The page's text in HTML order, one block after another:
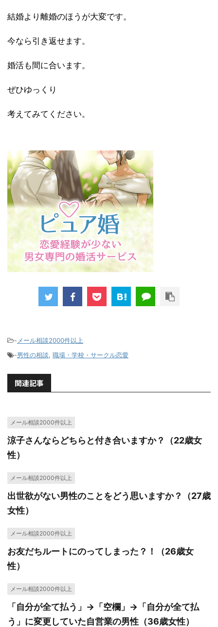
結婚より離婚のほうが大変です。
今なら引き返せます。
婚活も間に合います。
ぜひゆっくり
考えてみてください。
- メール相談2000件以上
-男性の相談, 職場・学校・サークル恋愛
関連記事
メール相談2000件以上
涼子さんならどちらと付き合いますか？（22歳女
性）
メール相談2000件以上
出世欲がない男性のことをどう思いますか？（27歳
女性）
メール相談2000件以上
お友だちルートにのってしまった？！（26歳女
性）
メール相談2000件以上
「自分が全て払う」→「空欄」→「自分が全て払
う」に変更していた自営業の男性（36歳女性）